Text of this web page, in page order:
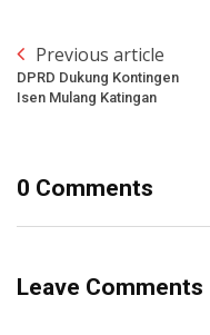
Previous article
DPRD Dukung Kontingen
Isen Mulang Katingan
0 Comments
Leave Comments